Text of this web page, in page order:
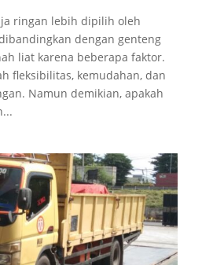
ringan lebih dipilih oleh
dengan genteng
liat karena beberapa faktor.
fleksibilitas, kemudahan, dan
Namun demikian, apakah